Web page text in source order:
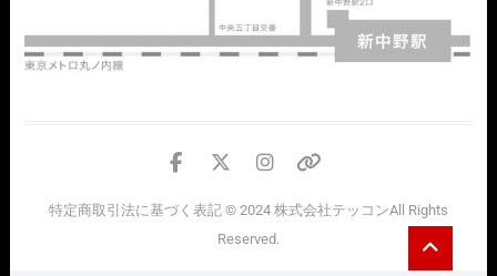
facebook
twitter
instagram
情
特定商取引法に基づく表記© 2024 株式会社テッコンAll Rights
Reserved.
to